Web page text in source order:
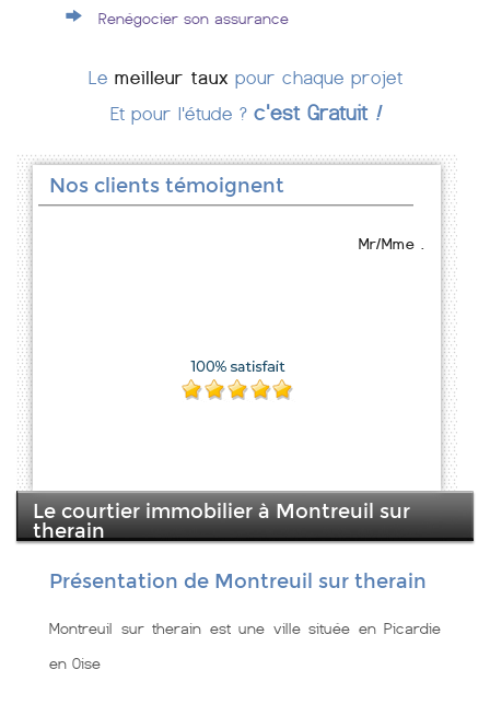
Renégocier son assurance
Le meilleur taux pour chaque projet
Et pour l'étude ? c'est Gratuit !
Nos clients témoignent
Mr/Mme .
Le courtier immobilier à Montreuil sur
therain
Présentation de Montreuil sur therain
Montreuil sur therain est une ville située en Picardie
en Oise